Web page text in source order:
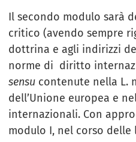
Il secondo modulo sarà
critico (avendo sempre
dottrina e agli indirizzi
norme di diritto
sensucontenute nella L.
dell’Unione europea e
internazionali. Con
modulo I, nel corso delle